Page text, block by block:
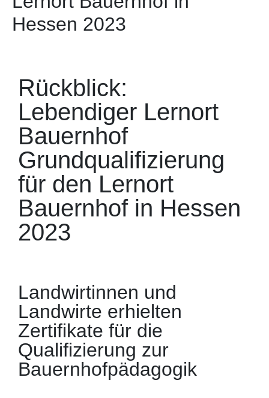
Hessen 2023
Rückblick:
Lebendiger Lernort
Bauernhof
Grundqualifizierung
für den Lernort
Bauernhof in Hessen
2023
Landwirtinnen und
Landwirte erhielten
Zertifikate für die
Qualifizierung zur
Bauernhofpädagogik